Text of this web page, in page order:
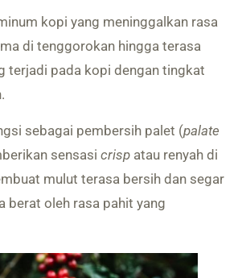
kopi yang meninggalkan rasa
di tenggorokan hingga terasa
terjadi pada kopi dengan tingkat
sebagai pembersih palet (palate
sensasi crisp atau renyah di
mulut terasa bersih dan segar
berat oleh rasa pahit yang